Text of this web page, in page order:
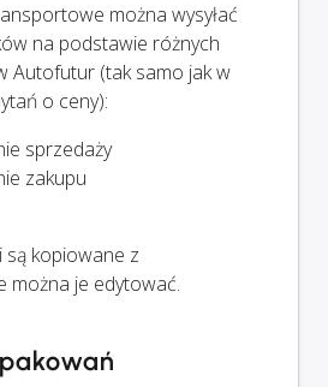
można wysyłać
na podstawie różnych
Autofutur (tak samo jak w
o ceny):
sprzedaży
zakupu
są kopiowane z
można je edytować.